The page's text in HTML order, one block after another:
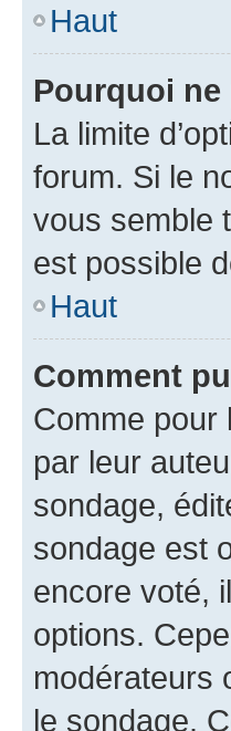
Haut
Pourquoi
La limite
forum. Si le
vous semble
est possible
Haut
Comment
Comme pour
par leur
sondage,
sondage est
encore voté,
options.
modérateurs
le sondage.